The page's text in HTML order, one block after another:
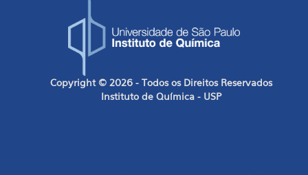
Copyright © 2026 - Todos os Direitos Reservados
Instituto de Química - USP